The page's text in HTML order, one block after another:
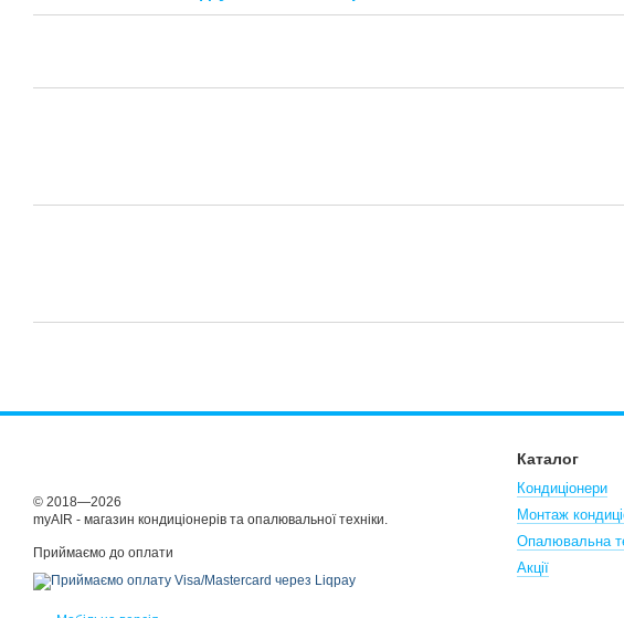
© 2018—2026
myAIR - магазин кондиціонерів та опалювальної техніки.
Приймаємо до оплати
Каталог
Кондиціонери
Монтаж
Опалювальна
Акції